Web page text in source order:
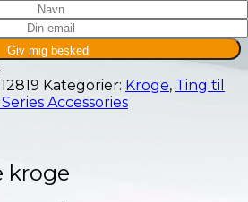
12819 Kategorier: Kroge, Ting til
Accessories
kroge